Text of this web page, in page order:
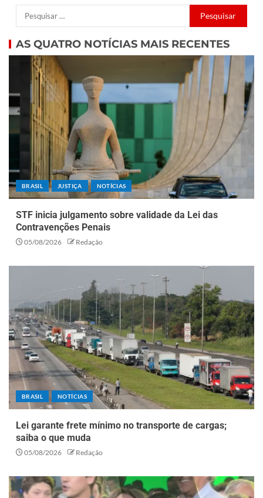
AS QUATRO NOTÍCIAS MAIS RECENTES
BRASIL JUSTIÇA NOTÍCIAS
STF inicia julgamento sobre validade da Lei das
Contravenções Penais
05/08/2026 Redação
BRASIL NOTÍCIAS
Lei garante frete mínimo no transporte de cargas;
saiba o que muda
05/08/2026 Redação